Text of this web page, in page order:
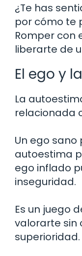
¿Te has
por cómo te
Romper con
liberarte de
El ego y
La
relacionada
Un ego sano
autoestima
ego inflado
inseguridad.
Es un juego
valorarte sin
superioridad.